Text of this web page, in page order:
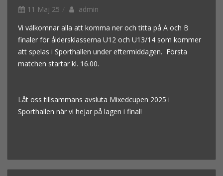
11 Maj 25
admin
Vi välkomnar alla att komma ner och titta på A och B
finaler för åldersklasserna U12 och U13/14 som kommer
att spelas i Sporthallen under eftermiddagen. Första
matchen startar kl. 16.00.
Låt oss tillsammans avsluta Mixedcupen 2025 i
Sporthallen när vi hejar på lagen i final!